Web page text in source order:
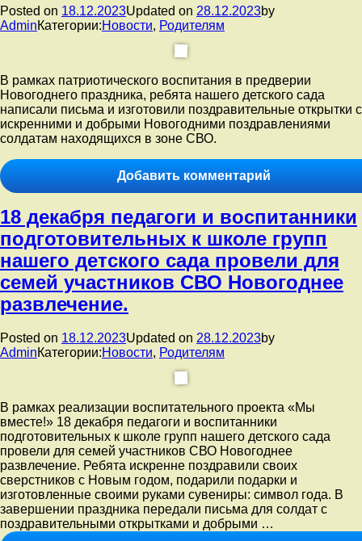
Posted on 18.12.2023Updated on 28.12.2023by
AdminКатегории:Новости, Родителям
В рамках патриотического воспитания в предверии
Новогоднего праздника, ребята нашего детского сада
написали письма и изготовили поздравительные открытки с
искренними и добрыми Новогодними поздравлениями
солдатам находящихся в зоне СВО.
Добавить комментарий
поздравления
солдатам
находящихся
в
зоне
СВО
нашего
детского
18 декабря педагоги и воспитанники
подготовительных к школе групп
нашего детского сада провели для
семей участников СВО Новогоднее
развлечение.
Posted on 18.12.2023Updated on 28.12.2023by
AdminКатегории:Новости, Родителям
В рамках реализации воспитательного проекта «Мы
вместе!» 18 декабря педагоги и воспитанники
подготовительных к школе групп нашего детского сада
провели для семей участников СВО Новогоднее
развлечение. Ребята искренне поздравили своих
сверстников с Новым годом, подарили подарки и
изготовленные своими руками сувениры: символ года. В
завершении праздника передали письма для солдат с
поздравительными открытками и добрыми …